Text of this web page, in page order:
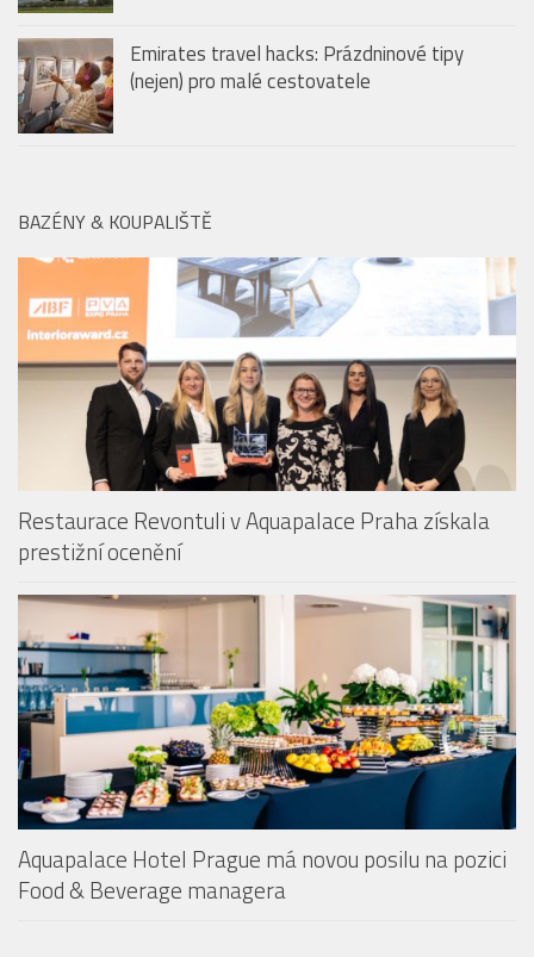
40 let s ikonickými uniformami Emirates: od
vycpávek na ramenou po nanomateriály
BAZÉNY & KOUPALIŠTĚ
Restaurace Revontuli v Aquapalace Praha získala
prestižní ocenění